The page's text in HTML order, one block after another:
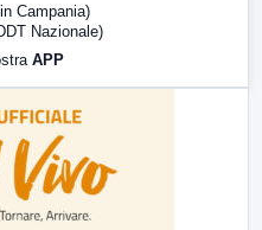
Campania)
Nazionale)
APP